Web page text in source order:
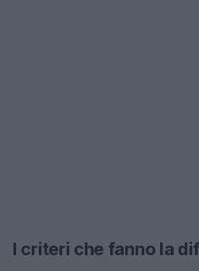
I criteri che fanno la